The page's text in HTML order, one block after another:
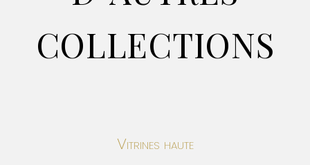
collections
Vitrines haute